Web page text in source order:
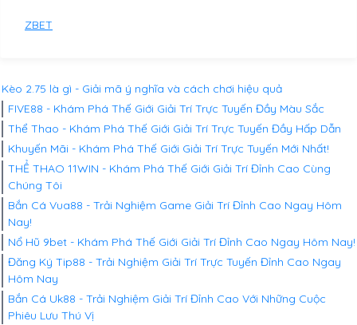
ZBET
Kèo 2.75 là gì - Giải mã ý nghĩa và cách chơi hiệu quả
FIVE88 - Khám Phá Thế Giới Giải Trí Trực Tuyến Đầy Màu Sắc
Thể Thao - Khám Phá Thế Giới Giải Trí Trực Tuyến Đầy Hấp Dẫn
Khuyến Mãi - Khám Phá Thế Giới Giải Trí Trực Tuyến Mới Nhất!
THỂ THAO 11WIN - Khám Phá Thế Giới Giải Trí Đỉnh Cao Cùng
Chúng Tôi
Bắn Cá Vua88 - Trải Nghiệm Game Giải Trí Đỉnh Cao Ngay Hôm
Nay!
Nổ Hũ 9bet - Khám Phá Thế Giới Giải Trí Đỉnh Cao Ngay Hôm Nay!
Đăng Ký Tip88 - Trải Nghiệm Giải Trí Trực Tuyến Đỉnh Cao Ngay
Hôm Nay
Bắn Cá Uk88 - Trải Nghiệm Giải Trí Đỉnh Cao Với Những Cuộc
Phiêu Lưu Thú Vị